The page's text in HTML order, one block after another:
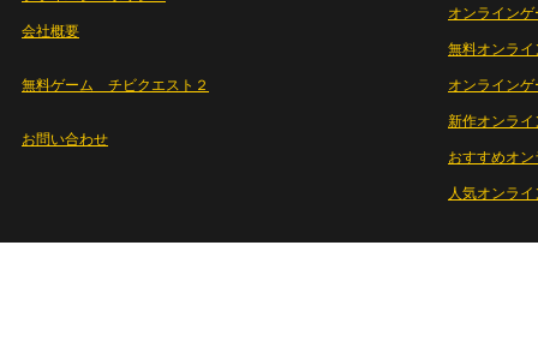
会社概要
無料ゲーム チビクエスト２
お問い合わせ
オンラインゲ
無料オンライ
オンライン
新作オンライ
おすすめオ
人気オンラ